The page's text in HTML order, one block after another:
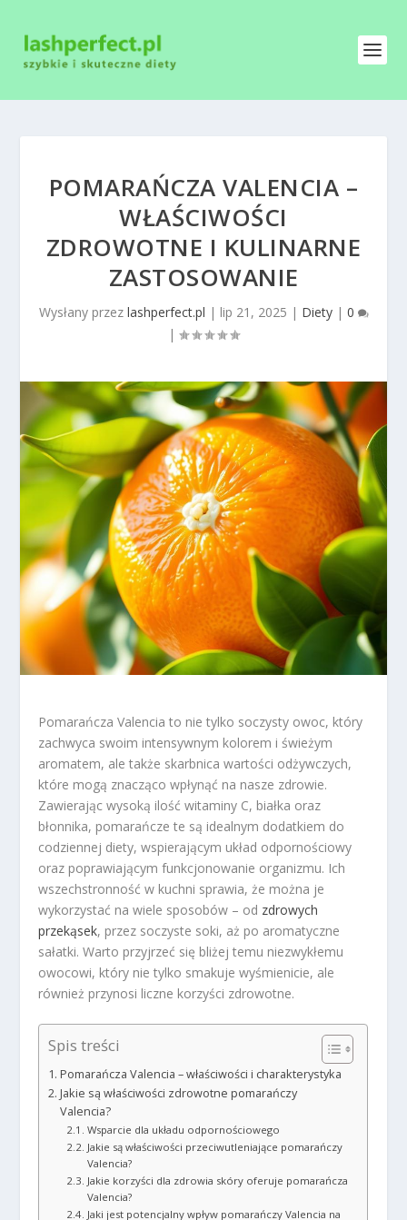
POMARAŃCZA VALENCIA –
WŁAŚCIWOŚCI
ZDROWOTNE I KULINARNE
ZASTOSOWANIE
Wysłany przez lashperfect.pl | lip 21, 2025 | Diety| 0
|
Pomarańcza Valencia to nie tylko soczysty owoc, który
zachwyca swoim intensywnym kolorem i świeżym
aromatem, ale także skarbnica wartości odżywczych,
które mogą znacząco wpłynąć na nasze zdrowie.
Zawierając wysoką ilość witaminy C, białka oraz
błonnika, pomarańcze te są idealnym dodatkiem do
codziennej diety, wspierającym układ odpornościowy
oraz poprawiającym funkcjonowanie organizmu. Ich
wszechstronność w kuchni sprawia, że można je
wykorzystać na wiele sposobów – od zdrowych
przekąsek, przez soczyste soki, aż po aromatyczne
sałatki. Warto przyjrzeć się bliżej temu niezwykłemu
owocowi, który nie tylko smakuje wyśmienicie, ale
również przynosi liczne korzyści zdrowotne.
Spis treści
Pomarańcza Valencia – właściwości i charakterystyka
Jakie są właściwości zdrowotne pomarańczy
Valencia?
Wsparcie dla układu odpornościowego
Jakie są właściwości przeciwutleniające pomarańczy
Valencia?
Jakie korzyści dla zdrowia skóry oferuje pomarańcza
Valencia?
Jaki jest potencjalny wpływ pomarańczy Valencia na